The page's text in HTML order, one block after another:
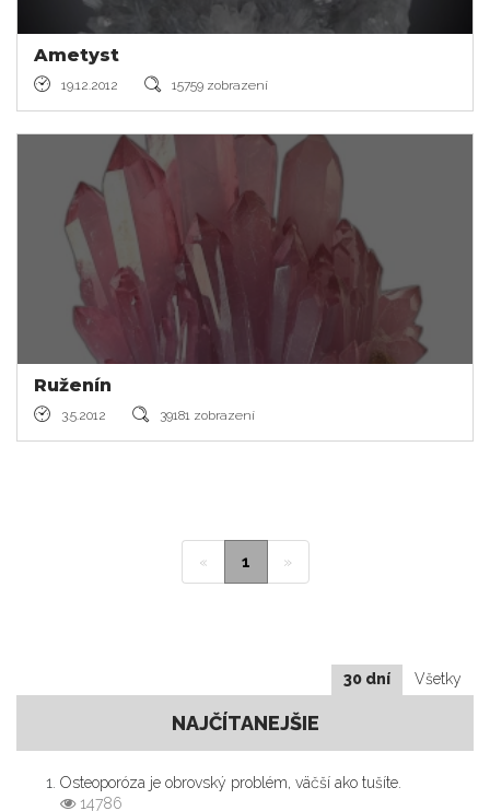
Ametyst
19.12.2012 15759 zobrazení
Ruženín
3.5.2012 39181 zobrazení
« 1 »
30 dní Všetky
NAJČÍTANEJŠIE
Osteoporóza je obrovský problém, väčší ako tušíte.
14786